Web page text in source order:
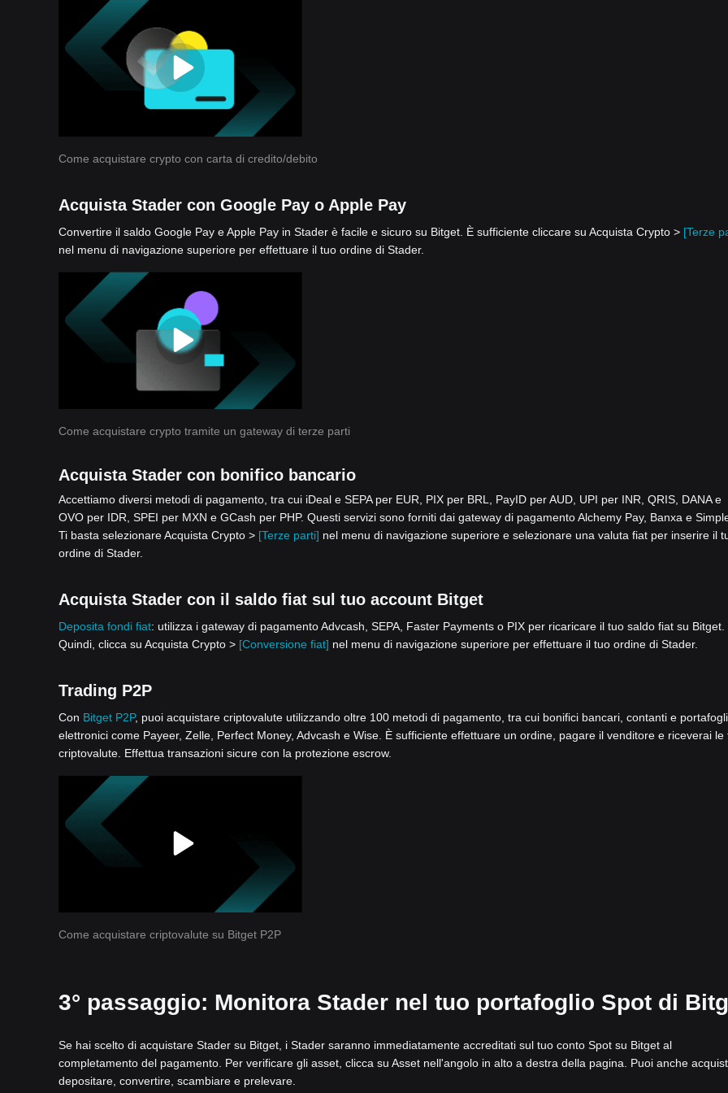
Come acquistare crypto con carta di credito/debito
Acquista Stader con Google Pay o Apple Pay
Convertire il saldo Google Pay e Apple Pay in Stader è facile e sicuro su Bitget. È sufficiente cliccare su Acquista Crypto > [Terze
nel menu di navigazione superiore per effettuare il tuo ordine di Stader.
Come acquistare crypto tramite un gateway di terze parti
Acquista Stader con bonifico bancario
Accettiamo diversi metodi di pagamento, tra cui iDeal e SEPA per EUR, PIX per BRL, PayID per AUD, UPI per INR, QRIS, DANA e
OVO per IDR, SPEI per MXN e GCash per PHP. Questi servizi sono forniti dai gateway di pagamento Alchemy Pay, Banxa e
Ti basta selezionare Acquista Crypto > [Terze parti] nel menu di navigazione superiore e selezionare una valuta fiat per inserire il
ordine di Stader.
Acquista Stader con il saldo fiat sul tuo account Bitget
Deposita fondi fiat: utilizza i gateway di pagamento Advcash, SEPA, Faster Payments o PIX per ricaricare il tuo saldo fiat su Bitget.
Quindi, clicca su Acquista Crypto > [Conversione fiat] nel menu di navigazione superiore per effettuare il tuo ordine di Stader.
Trading P2P
Con Bitget P2P, puoi acquistare criptovalute utilizzando oltre 100 metodi di pagamento, tra cui bonifici bancari, contanti e portafogli
elettronici come Payeer, Zelle, Perfect Money, Advcash e Wise. È sufficiente effettuare un ordine, pagare il venditore e riceverai le
criptovalute. Effettua transazioni sicure con la protezione escrow.
Come acquistare criptovalute su Bitget P2P
3° passaggio: Monitora Stader nel tuo portafoglio Spot di
Se hai scelto di acquistare Stader su Bitget, i Stader saranno immediatamente accreditati sul tuo conto Spot su Bitget al
completamento del pagamento. Per verificare gli asset, clicca su Asset nell'angolo in alto a destra della pagina. Puoi anche
depositare, convertire, scambiare e prelevare.